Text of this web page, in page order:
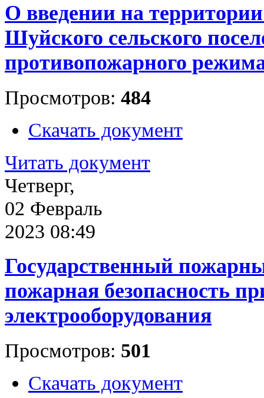
О введении на
Шуйского сельского
противопожарного
Просмотров: 484
Скачать документ
Читать документ
Четверг,
02 Февраль
2023 08:49
Государственный
пожарная безопасность
электрооборудования
Просмотров: 501
Скачать документ